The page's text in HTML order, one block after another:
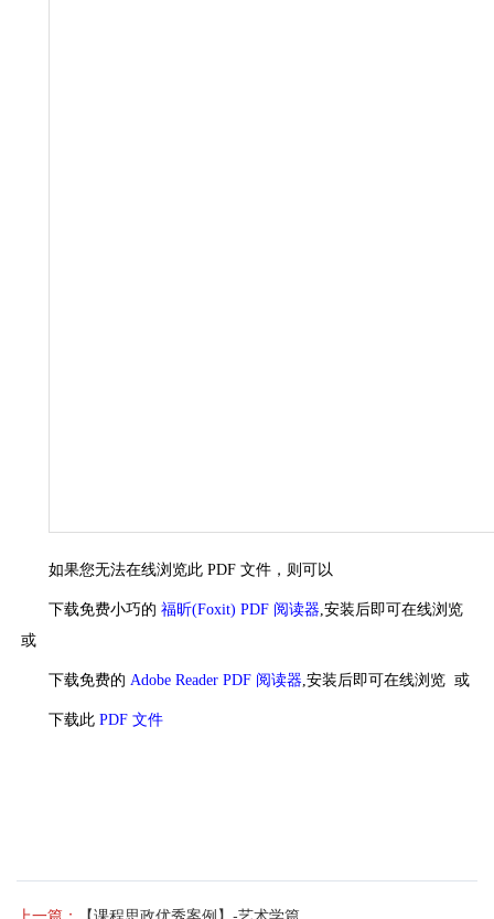
如果您无法在线浏览此 PDF 文件，则可以
下载免费小巧的 福昕(Foxit) PDF 阅读器 ,安装后即可在线浏览
或
下载免费的 Adobe Reader PDF 阅读器 ,安装后即可在线浏览 或
下载此 PDF 文件
上一篇： 【课程思政优秀案例】-艺术学篇